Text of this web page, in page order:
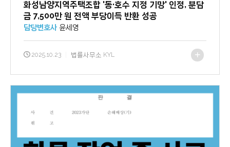
화성남양지역주택조합 '동·호수 지정 기망' 인정, 분담
금 7,500만 원 전액 부당이득 반환 성공
담당변호사 윤세영
2025.10.23 법률사무소 KYL